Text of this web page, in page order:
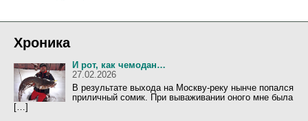
в
и
г
а
ц
и
я
Хроника
И рот, как чемодан…
27.02.2026
В результате выхода на Москву-реку нынче попался
приличный сомик. При вываживании оного мне была
[…]